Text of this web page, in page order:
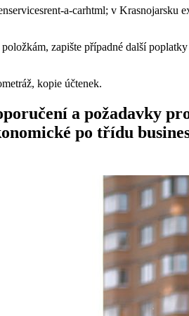
a-carhtml; v Krasnojarsku
zapište případné další
kopie účtenek.
a požadavky
po třídu